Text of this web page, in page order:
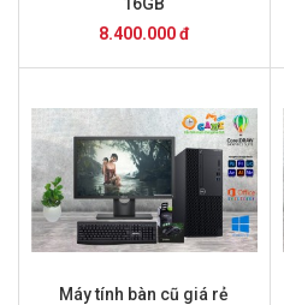
8.400.000 đ
Máy tính bàn cũ giá rẻ